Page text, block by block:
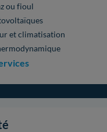
ou fioul
et climatisation